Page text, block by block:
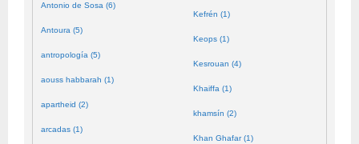
Antonio de Sosa (6)
Antoura (5)
antropología (5)
aouss habbarah (1)
apartheid (2)
arcadas (1)
Kefrén (1)
Keops (1)
Kesrouan (4)
Khaiffa (1)
khamsín (2)
Khan Ghafar (1)